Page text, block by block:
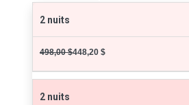
2 nuits
498,00 $448,20 $
2 nuits